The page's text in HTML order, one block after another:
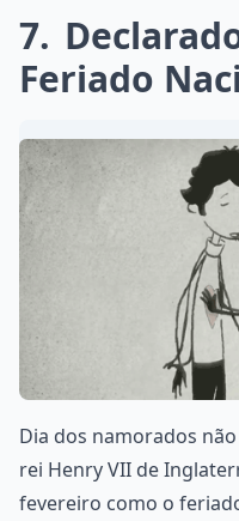
7
Feriado
Dia dos namorados
rei Henry VII de
fevereiro como o